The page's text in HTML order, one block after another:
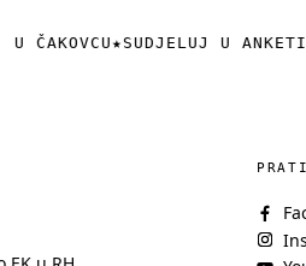
ČAKOVCU★SUDJELUJ U ANKETI